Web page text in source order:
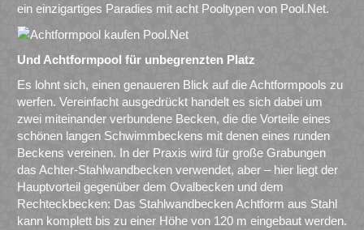
ein einzigartiges Paradies mit acht Pooltypen von Pool.Net.
Und Achtformpool für unbegrenzten Platz
Es lohnt sich, einen genaueren Blick auf die Achtformpools zu
werfen. Vereinfacht ausgedrückt handelt es sich dabei um
zwei miteinander verbundene Becken, die die Vorteile eines
schönen langen Schwimmbeckens mit denen eines runden
Beckens vereinen. In der Praxis wird für große Grabungen
das Achter-Stahlwandbecken verwendet, aber – hier liegt der
Hauptvorteil gegenüber dem Ovalbecken und dem
Rechteckbecken: Das Stahlwandbecken Achtform aus Stahl
kann komplett bis zu einer Höhe von 120 m eingebaut werden.